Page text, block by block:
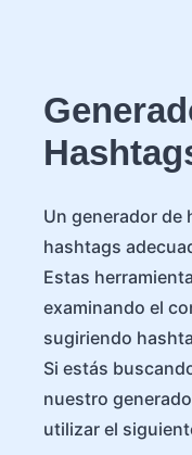
Un generador de
hashtags
Estas
examinando el
sugiriendo
Si estás
nuestro
utilizar el